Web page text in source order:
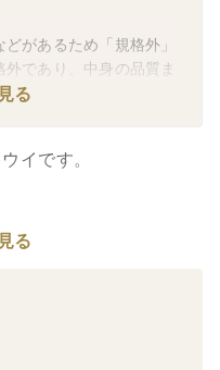
があるため「規格外」
であり、中身の品質ま
る
イです。
い果物です。
る